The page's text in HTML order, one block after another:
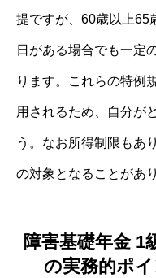
提ですが、60歳以上65
日がある場合でも一定
ります。これらの特例
用されるため、自分が
う。なお所得制限もあ
の対象となることがあ
障害基礎年金 1
の実務的ポ